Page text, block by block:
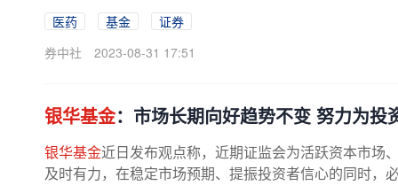
医药 基金
证券
券中社
2023-08-31 17:51
银华基金：市场长期向好趋势不变 努力为投
银华基金近日发布观点称，近期证监会为活跃资本市场
及时有力，在稳定市场预期、提振投资者信心的同时，